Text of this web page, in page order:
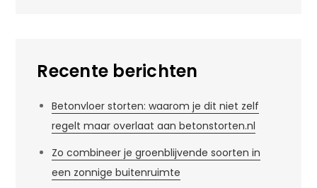
Recente berichten
Betonvloer storten: waarom je dit niet zelf
regelt maar overlaat aan betonstorten.nl
Zo combineer je groenblijvende soorten in
een zonnige buitenruimte